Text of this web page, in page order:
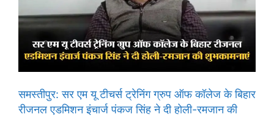
समस्तीपुर: सर एम यू टीचर्स ट्रेनिंग ग्रुप ऑफ कॉलेज के बिहार
रीजनल एडमिशन इंचार्ज पंकज सिंह ने दी होली-रमजान की